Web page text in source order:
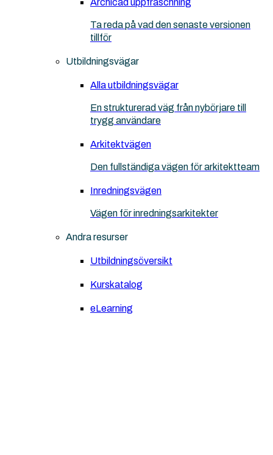
Archicad uppfräschning
Ta reda på vad den senaste versionen
tillför
Utbildningsvägar
Alla utbildningsvägar
En strukturerad väg från nybörjare till
trygg användare
Arkitektvägen
Den fullständiga vägen för arkitektteam
Inredningsvägen
Vägen för inredningsarkitekter
Andra resurser
Utbildningsöversikt
Kurskatalog
eLearning